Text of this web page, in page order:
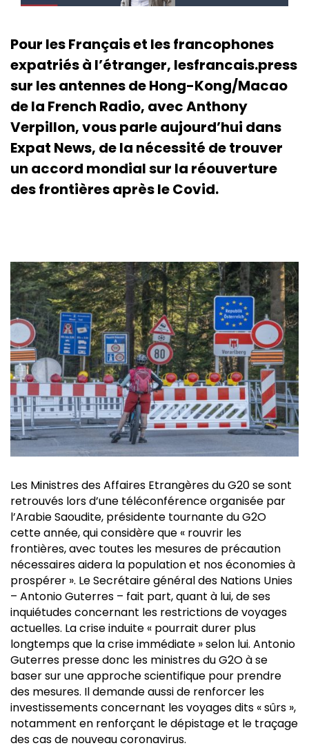
Pour les Français et les francophones
expatriés à l’étranger, lesfrancais.press
sur les antennes de Hong-Kong/Macao
de la French Radio, avec Anthony
Verpillon, vous parle aujourd’hui dans
Expat News, de la nécessité de trouver
un accord mondial sur la réouverture
des frontières après le Covid.
Les Ministres des Affaires Etrangères du G20 se sont
retrouvés lors d’une téléconférence organisée par
l’Arabie Saoudite, présidente tournante du G2O
cette année, qui considère que « rouvrir les
frontières, avec toutes les mesures de précaution
nécessaires aidera la population et nos économies à
prospérer ». Le Secrétaire général des Nations Unies
– Antonio Guterres – fait part, quant à lui, de ses
inquiétudes concernant les restrictions de voyages
actuelles. La crise induite « pourrait durer plus
longtemps que la crise immédiate » selon lui. Antonio
Guterres presse donc les ministres du G2O à se
baser sur une approche scientifique pour prendre
des mesures. Il demande aussi de renforcer les
investissements concernant les voyages dits « sûrs »,
notamment en renforçant le dépistage et le traçage
des cas de nouveau coronavirus.